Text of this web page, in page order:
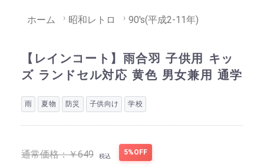
ホーム 昭和レトロ 90's(平成2-11年)
【レインコート】雨合羽 子供用 キッ
ズ ランドセル対応 黄色 男女兼用 通学
雨 夏物 防災 子供向け 学校
通常価格：￥649 税込 5%OFF